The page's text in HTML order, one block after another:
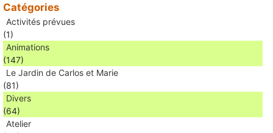
Catégories
Activités prévues
(1)
Animations
(147)
Le Jardin de Carlos et Marie
(81)
Divers
(64)
Atelier